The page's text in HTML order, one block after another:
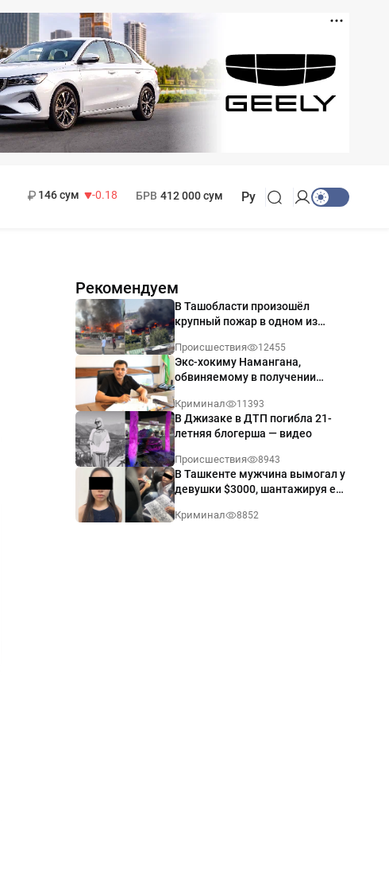
146 сум
-0.18
БРВ 412 000 сум Ру
Рекомендуем
В Ташобласти произошёл
крупный пожар в одном из
Происшествия 12455
Экс-хокиму Намангана,
обвиняемому в получении
приговор
Криминал 11393
В Джизаке в ДТП погибла 21-
летняя блогерша — видео
Происшествия 8943
В Ташкенте мужчина вымогал у
девушки $3000, шантажируя её
Криминал 8852